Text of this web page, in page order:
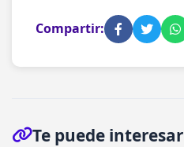
Compartir:
Te puede interesar